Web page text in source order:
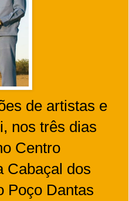
de artistas e
nos três dias
Centro
Cabaçal dos
Poço Dantas